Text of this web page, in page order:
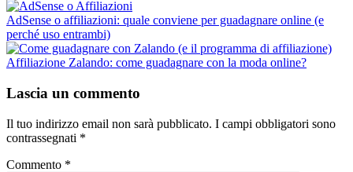
AdSense o affiliazioni: quale conviene per guadagnare online (e
perché uso entrambi)
Affiliazione Zalando: come guadagnare con la moda online?
Lascia un commento
Il tuo indirizzo email non sarà pubblicato. I campi obbligatori sono
contrassegnati *
Commento *